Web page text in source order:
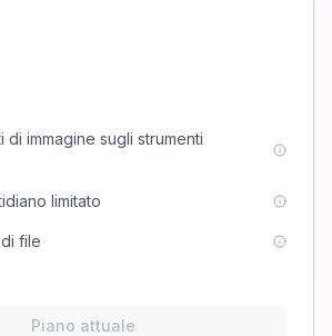
di immagine sugli strumenti
limitato
file
Piano attuale